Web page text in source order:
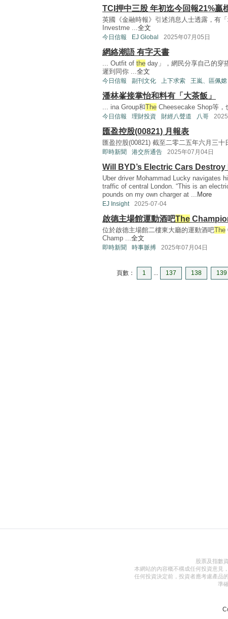
TCI押中三股 年初迄今回報21%贏
英國《金融時報》引述消息人士透露，有
Investme ...全文
今日信報 EJ Global 2025年07月05日
網絡潮語 有字天書
... Outfit of the day」，網民分享自己的穿
遲到同你 ...全文
今日信報 副刊文化 上下求索 王嵐、區佩嫦
潘林峯接掌怡和料有「大茶飯」
... ina Group和The Cheesecake Shop等
今日信報 理財投資 財經八聲道 八哥
匯盈控股(00821) 月報表
匯盈控股(00821) 截至二零二五年六月三
即時新聞 港交所通告 2025年07月04日
Will BYD’s Electric Cars
Uber driver Mohammad Lucky navigates
traffic of central London. “This is an
pounds on my own charger at ... More
EJ Insight 2025-07-04
啟德主場館運動酒吧The
位於啟德主場館二樓東大廳的運動酒吧The
Champ ...全文
即時新聞 時事脈搏 2025年07月04日
頁數： 1 ... 137 138 139
股票及指數
本網站的內容概不構成任何投資意見
任何投資決定前，投資者應考慮產品
準